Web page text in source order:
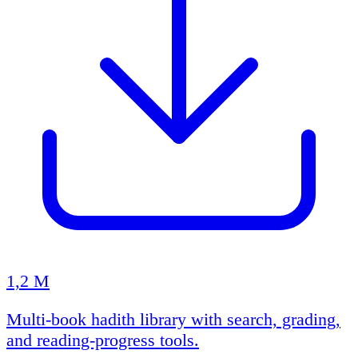
1,2 M
Multi-book hadith library with search, grading,
and reading-progress tools.